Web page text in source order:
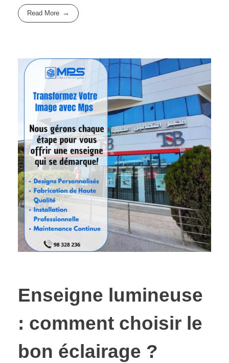
Read More
Enseigne lumineuse
: comment choisir le
bon éclairage ?